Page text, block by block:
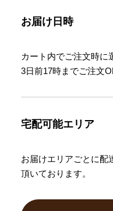
お届け日時
カート内でご注文時
3日前17時までご注文
宅配可能エリア
お届けエリアごとに配
頂いております。